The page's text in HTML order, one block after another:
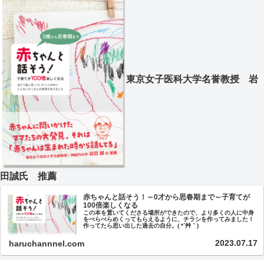
東京女子医科大学名誉教授 岩
田誠氏 推薦
赤ちゃんと話そう！～0才から思春期まで～子育てが
100倍楽しくなる
この本を置いてくださる場所ができたので、より多くの人に中身
をぺらぺらめくってもらえるように、チラシを作ってみました！
作ってたら思い出した過去の自分。( *´艸｀)
haruchannnel.com 2023.07.17